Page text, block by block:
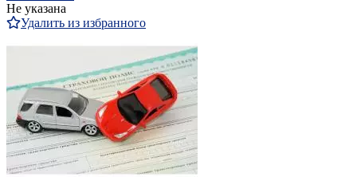
Не указана
Удалить из избранного